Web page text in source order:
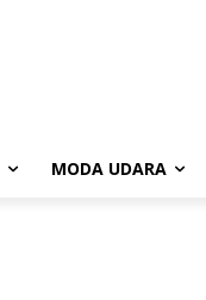
MODA UDARA